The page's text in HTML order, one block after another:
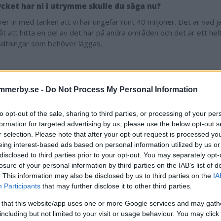
- Do Not Process My Personal Information
opt-out of the sale, sharing to third parties, or processing of your
for targeted advertising by us, please use the below opt-out
selection. Please note that after your opt-out request is processed
interest-based ads based on personal information utilized by us
to third parties prior to your opt-out. You may separately
of your personal information by third parties on the IAB’s list of
This information may also be disclosed by us to third parties on the
Participants that may further disclose it to other third parties.
that this website/app uses one or more Google services and may
but not limited to your visit or usage behaviour. You may
har ni i utrymme skulle du säga nu?
in med tanken att vi har ungefär runt 40 miljoner. Det är vad
att hitta en del av det här på andra områden och det är ett
som behöver läggas.
Kommunstyrelsen ska ta fram sina prioriteringar
upp nämndernas behov.
man ha med sig i bakhuvudet. En del av det här är helt nytt,
om det ännu. Det är klart att det kan bli konsekvenser av att
ting och om vi plockar bort något. Det är ett rejält pussel som
ska ha sina prioriteringar klara i slutet av april.
Under maj månad bör det vara klart.